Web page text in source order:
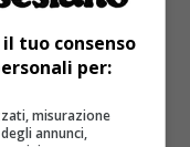
soddisfazioni e di
entusiasmo
con il Centro
tuo consenso
per:
misurazione
annunci,